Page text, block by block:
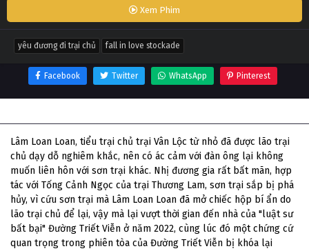
Xem Phim
yêu đương đi trại chủ fall in love stockade
Facebook Twitter WhatsApp Pinterest
Lâm Loan Loan, tiểu trại chủ trại Vân Lộc từ nhỏ đã được lão trại
chủ dạy dỗ nghiêm khắc, nên có ác cảm với đàn ông lại không
muốn liên hôn với sơn trại khác. Nhị đương gia rất bất mãn, hợp
tác với Tống Cảnh Ngọc của trại Thương Lam, sơn trại sắp bị phá
hủy, vì cứu sơn trại mà Lâm Loan Loan đã mở chiếc hộp bí ẩn do
lão trại chủ để lại, vậy mà lại vượt thời gian đến nhà của "luật sư
bất bại" Đường Triết Viễn ở năm 2022, cùng lúc đó một chứng cứ
quan trọng trong phiên tòa của Đường Triết Viễn bị khóa lại